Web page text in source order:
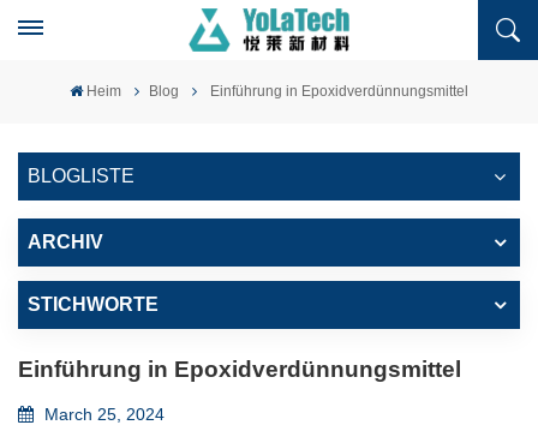
Heim Blog Einführung in Epoxidverdünnungsmittel
BLOGLISTE
ARCHIV
STICHWORTE
Einführung in Epoxidverdünnungsmittel
March 25, 2024